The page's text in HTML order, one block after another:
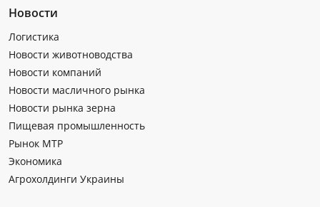
Новости
Логистика
Новости животноводства
Новости компаний
Новости масличного рынка
Новости рынка зерна
Пищевая промышленность
Рынок МТР
Экономика
Агрохолдинги Украины